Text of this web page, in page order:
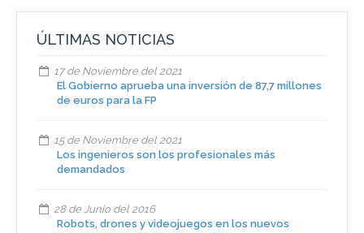
ÚLTIMAS NOTICIAS
17 de Noviembre del 2021
El Gobierno aprueba una inversión de 87,7 millones
de euros para la FP
15 de Noviembre del 2021
Los ingenieros son los profesionales más
demandados
28 de Junio del 2016
Robots, drones y videojuegos en los nuevos